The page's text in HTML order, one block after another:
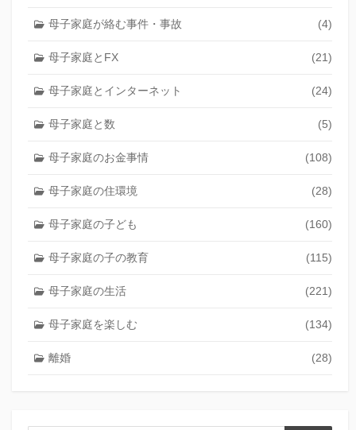
母子家庭が絡む事件・事故 (4)
母子家庭とFX (21)
母子家庭とインターネット (24)
母子家庭と数 (5)
母子家庭のお金事情 (108)
母子家庭の住環境 (28)
母子家庭の子ども (160)
母子家庭の子の教育 (115)
母子家庭の生活 (221)
母子家庭を楽しむ (134)
離婚 (28)